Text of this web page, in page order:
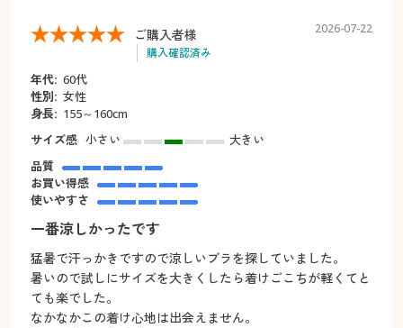
ご購入者様
購入確認済み
2026-07-22
年代: 60代
性別: 女性
身長: 155～160cm
サイズ感 小さい
大きい
品質
お買い得感
使いやすさ
一番涼しかったです
猛暑で汗っかきですので涼しいブラを探していました。
暑いので試しにサイズを大きくしたら着けごこちが軽くてと
ても楽でした。
なかなかこの着け心地は出会えません。